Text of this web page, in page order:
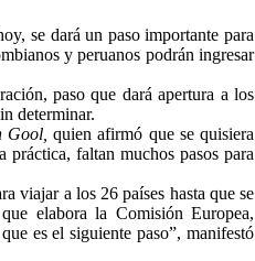
se dará un paso importante para
y peruanos podrán ingresar
paso que dará apertura a los
determinar.
Gool,quien afirmó que se quisiera
faltan muchos pasos para
viajar a los 26 países hasta que se
elabora la Comisión Europea,
es el siguiente paso”, manifestó